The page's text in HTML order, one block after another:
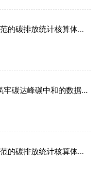
的碳排放统计核算体系
牢碳达峰碳中和的数据基
的碳排放统计核算体系